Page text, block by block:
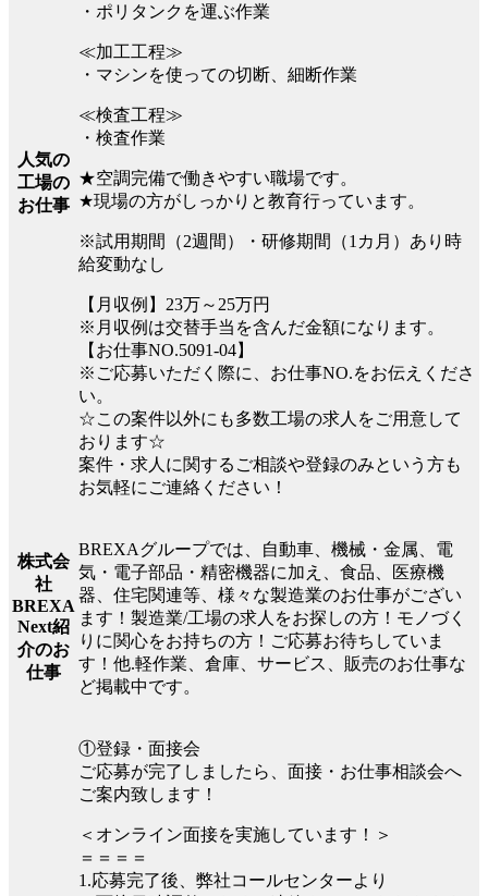
人気の
工場の
お仕事
・ポリタンクを運ぶ作業
≪加工工程≫
・マシンを使っての切断、細断作業
≪検査工程≫
・検査作業
★空調完備で働きやすい職場です。
★現場の方がしっかりと教育行っています。
※試用期間（2週間）・研修期間（1カ月）あり時
給変動なし
【月収例】23万～25万円
※月収例は交替手当を含んだ金額になります。
【お仕事NO.5091-04】
※ご応募いただく際に、お仕事NO.をお伝えくださ
い。
☆この案件以外にも多数工場の求人をご用意して
おります☆
案件・求人に関するご相談や登録のみという方も
お気軽にご連絡ください！
株式会
社
BREXA
Next紹
介のお
仕事
BREXAグループでは、自動車、機械・金属、電
気・電子部品・精密機器に加え、食品、医療機
器、住宅関連等、様々な製造業のお仕事がござい
ます！製造業/工場の求人をお探しの方！モノづく
りに関心をお持ちの方！ご応募お待ちしていま
す！他.軽作業、倉庫、サービス、販売のお仕事な
ど掲載中です。
①登録・面接会
ご応募が完了しましたら、面接・お仕事相談会へ
ご案内致します！
＜オンライン面接を実施しています！＞
＝＝＝＝
1.応募完了後、弊社コールセンターより